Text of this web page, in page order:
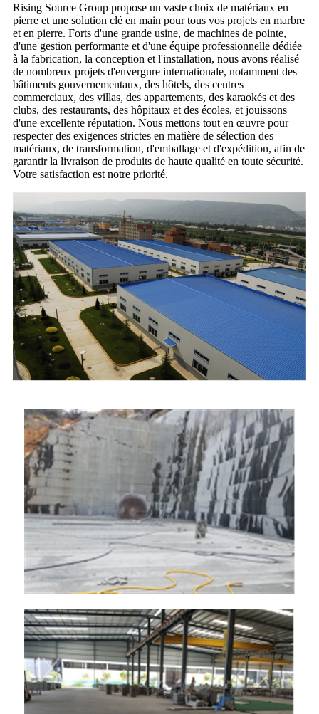
Rising Source Group propose un vaste choix de matériaux en
pierre et une solution clé en main pour tous vos projets en marbre
et en pierre. Forts d'une grande usine, de machines de pointe,
d'une gestion performante et d'une équipe professionnelle dédiée
à la fabrication, la conception et l'installation, nous avons réalisé
de nombreux projets d'envergure internationale, notamment des
bâtiments gouvernementaux, des hôtels, des centres
commerciaux, des villas, des appartements, des karaokés et des
clubs, des restaurants, des hôpitaux et des écoles, et jouissons
d'une excellente réputation. Nous mettons tout en œuvre pour
respecter des exigences strictes en matière de sélection des
matériaux, de transformation, d'emballage et d'expédition, afin de
garantir la livraison de produits de haute qualité en toute sécurité.
Votre satisfaction est notre priorité.